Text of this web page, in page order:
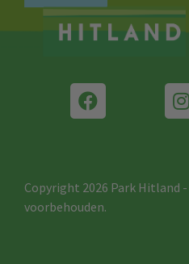
Copyright 2026 Park Hitland -
voorbehouden.